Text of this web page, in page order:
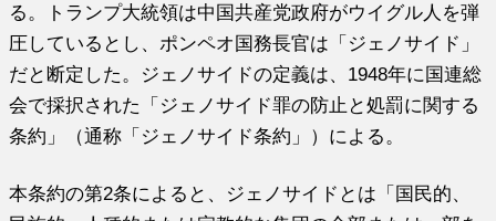
る。トランプ大統領は中国共産党政府がウイグル人を弾
圧しているとし、ポンペオ国務長官は「ジェノサイド」
だと断定した。ジェノサイドの定義は、1948年に国連総
会で採択された「ジェノサイド罪の防止と処罰に関する
条約」（通称「ジェノサイド条約」）による。
本条約の第2条によると、ジェノサイドとは「国民的、